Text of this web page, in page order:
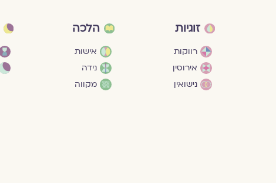
זוגיות
רווקות
אירוסין
נישואין
הלכה
אישות
נידה
מקווה